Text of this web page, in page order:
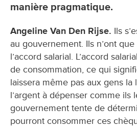
manière pragmatique.
Angeline Van Den Rijse. Ils
au gouvernement. Ils n’ont
l’accord salarial. L’accord
de consommation, ce qui
laissera même pas aux gens la
l’argent à dépenser comme ils
gouvernement tente de
pourront consommer ces